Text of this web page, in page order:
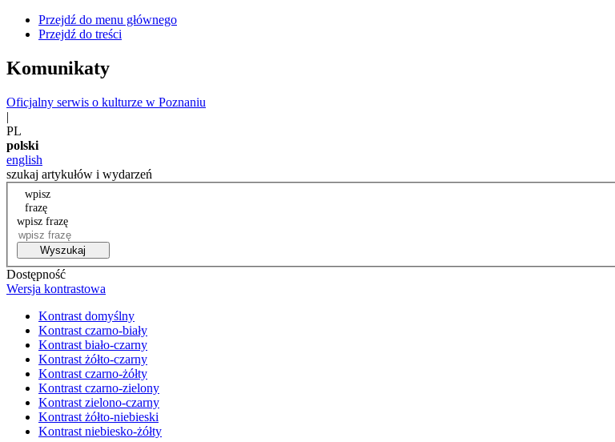
Przejdź do menu głównego
Przejdź do treści
Komunikaty
Oficjalny serwis o kulturze w Poznaniu
|
PL
polski
english
szukaj artykułów i wydarzeń
wpisz
frazę
wpisz frazę
Wyszukaj
Dostępność
Wersja kontrastowa
Kontrast domyślny
Kontrast czarno-biały
Kontrast biało-czarny
Kontrast żółto-czarny
Kontrast czarno-żółty
Kontrast czarno-zielony
Kontrast zielono-czarny
Kontrast żółto-niebieski
Kontrast niebiesko-żółty